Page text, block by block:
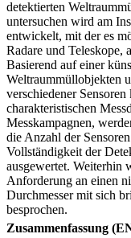
detektierten
untersuchen wird am
entwickelt, mit der es
Radare und Teleskope,
Basierend auf einer
Weltraummüllobjekten
verschiedener
charakteristischen
Messkampagnen,
die Anzahl der
Vollständigkeit der
ausgewertet. Weiterhin
Anforderung an einen
Durchmesser mit sich
besprochen.
Zusammenfassung